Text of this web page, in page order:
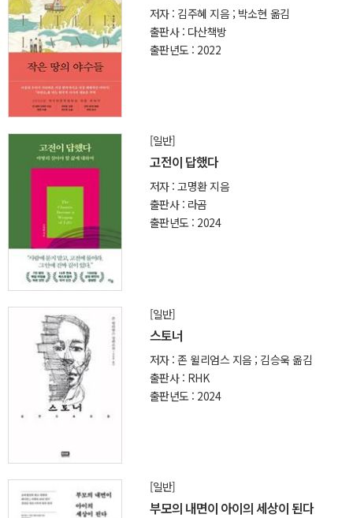
저자 : 김주혜 지음 ; 박소현 옮김
출판사 : 다산책방
출판년도 : 2022
[일반]
고전이 답했다
저자 : 고명환 지음
출판사 : 라곰
출판년도 : 2024
[일반]
스토너
저자 : 존 윌리엄스 지음 ; 김승욱 옮김
출판사 : RHK
출판년도 : 2024
[일반]
부모의 내면이 아이의 세상이 된다